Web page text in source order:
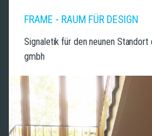
FRAME - RAUM FÜR DESIGN
Signaletik für den neunen
gmbh